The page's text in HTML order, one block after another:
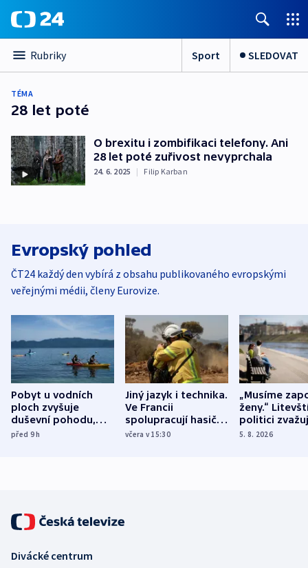
Rubriky Sport SLEDOVAT
TÉMA
28 let poté
O brexitu i zombifikaci telefony. Ani
28 let poté zuřivost nevyprchala
24. 6. 2025 | Filip Karban
Evropský pohled
ČT24 každý den vybírá z obsahu publikovaného evropskými
veřejnými médii, členy Eurovize.
Pobyt u vodních
ploch zvyšuje
duševní pohodu,
ukázala
před 9h
Jiný jazyk i technika.
Ve Francii
spolupracují hasiči z
různých zemí
včera v 15:30
„Musíme
ženy.“
politici
dohodu o
5. 8. 2026
Divácké centrum